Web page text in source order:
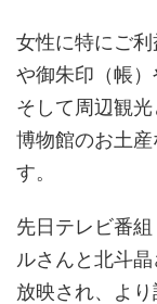
女性に特にご
や御朱印（帳）
そして周辺観
博物館のお土
す。
先日テレビ番
ルさんと北斗
放映され、よ